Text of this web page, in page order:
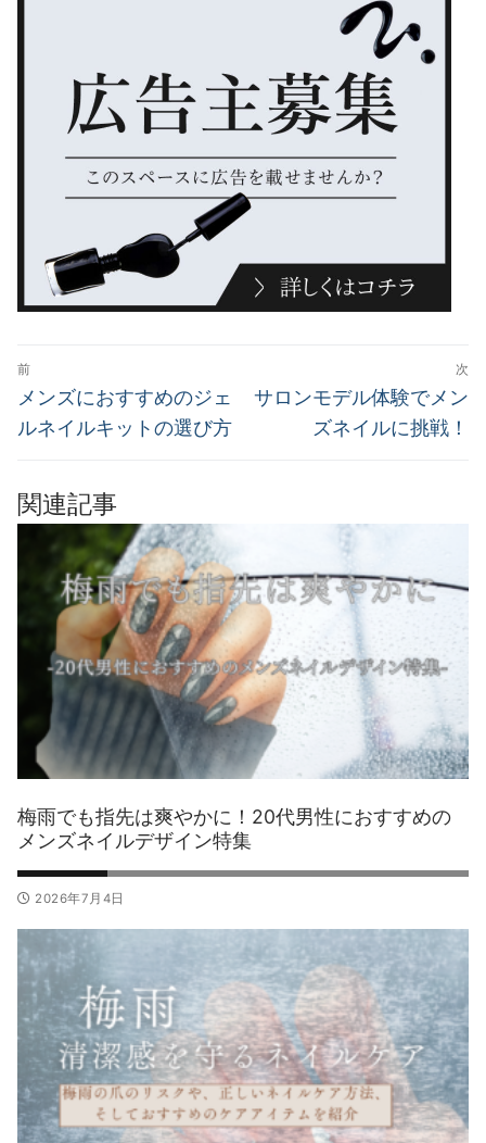
投
稿
ナ
ゲ
シ
ン
前
前
の
メンズにおすすめのジェ
ルネイルキットの選び方
次
次
サロンモデル体験でメン
ズネイルに挑戦！
関連記事
梅雨でも指先は爽やかに！20代男性におすすめの
メンズネイルデザイン特集
2026年7月4日